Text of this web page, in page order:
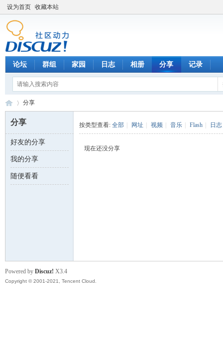
设为首页 收藏本站
论坛 群组 家园 日志 相册 分享 记录
数 ›
分享
分享
好友的分享
我的分享
随便看看
按类型查看: 全部 网址 视频 音乐 Flash 日志
现在还没分享
Powered by Discuz! X3.4
Copyright © 2001-2021, Tencent Cloud.